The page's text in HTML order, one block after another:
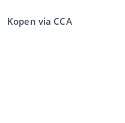
Kopen via CCA